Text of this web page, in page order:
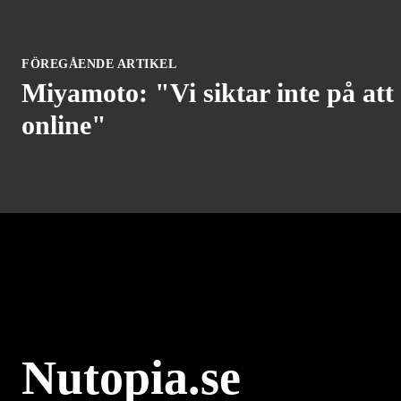
FÖREGÅENDE ARTIKEL
Miyamoto: "Vi siktar inte på att
online"
Nutopia.se